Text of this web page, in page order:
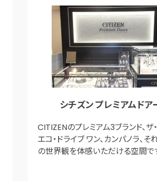
シチズン プレミアムドア
CITIZENのプレミアム3ブランド、ザ
エコ・ドライブ ワン、カンパノラ、
の世界観を体感いただける空間で